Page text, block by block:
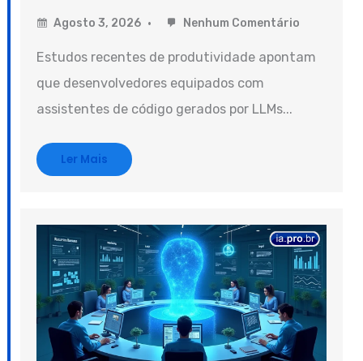
Agosto 3, 2026 Nenhum Comentário
Estudos recentes de produtividade apontam
que desenvolvedores equipados com
assistentes de código gerados por LLMs...
Ler Mais